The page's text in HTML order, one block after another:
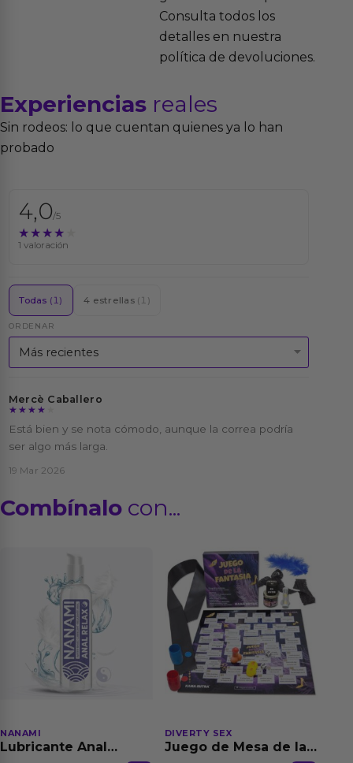
Consulta todos los
detalles en nuestra
política de devoluciones.
Experiencias reales
Sin rodeos: lo que cuentan quienes ya lo han
probado
4,0/5
★★★★★
★★★★★
1 valoración
Todas (1) 4 estrellas (1)
ORDENAR
Mercè Caballero
★★★★★
★★★★★
Está bien y se nota cómodo, aunque la correa podría
ser algo más larga.
19 Mar 2026
Combínalo con...
NANAMI
Lubricante Anal
DIVERTY SEX
Juego de Mesa de las